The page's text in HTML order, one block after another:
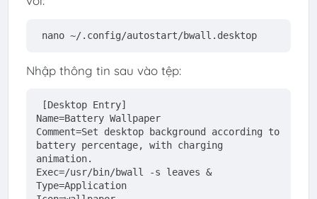
nano ~/.config/autostart/bwall.desktop
Nhập thông tin sau vào tệp:
[Desktop Entry]
Name=Battery Wallpaper
Comment=Set desktop background according to
battery percentage, with charging
animation.
Exec=/usr/bin/bwall -s leaves &
Type=Application